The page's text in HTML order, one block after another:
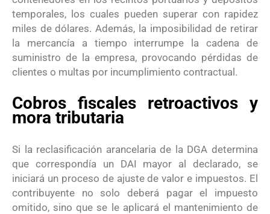
temporales, los cuales pueden superar con rapidez
miles de dólares. Además, la imposibilidad de retirar
la mercancía a tiempo interrumpe la cadena de
suministro de la empresa, provocando pérdidas de
clientes o multas por incumplimiento contractual .
Cobros fiscales retroactivos y
mora tributaria
Si la reclasificación arancelaria de la DGA determina
que correspondía un DAI mayor al declarado, se
iniciará un proceso de ajuste de valor e impuestos. El
contribuyente no solo deberá pagar el impuesto
omitido, sino que se le aplicará el mantenimiento de